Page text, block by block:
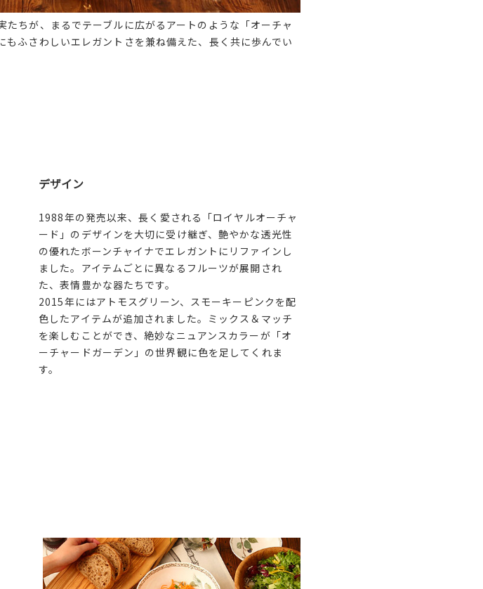
ちが、まるでテーブルに広がるアートのような「オーチャ
ふさわしいエレガントさを兼ね備えた、長く共に歩んでい
デザイン
1988年の発売以来、長く愛される「ロイヤルオーチャ
ード」のデザインを大切に受け継ぎ、艶やかな透光性
の優れたボーンチャイナでエレガントにリファインし
ました。アイテムごとに異なるフルーツが展開され
た、表情豊かな器たちです。
2015年にはアトモスグリーン、スモーキーピンクを配
色したアイテムが追加されました。ミックス＆マッチ
を楽しむことができ、絶妙なニュアンスカラーが「オ
ーチャードガーデン」の世界観に色を足してくれま
す。